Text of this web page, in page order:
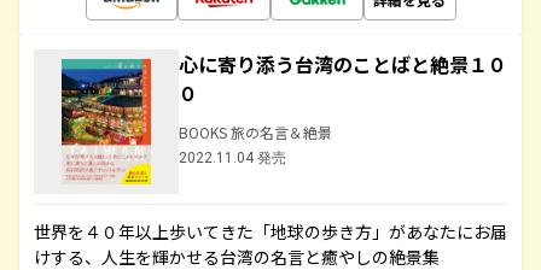
心に寄り添う台湾のことばと絶景１０
０
BOOKS 旅の名言＆絶景
2022.11.04 発売
世界を４０年以上歩いてきた「地球の歩き方」があなたにお届
けする、人生を輝かせる台湾の名言と癒やしの絶景集